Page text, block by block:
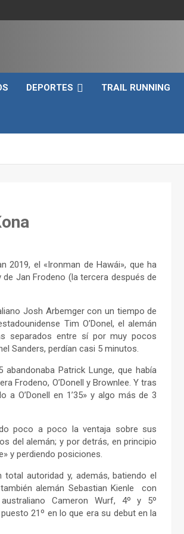
DEPORTES TRAIL RUNNING
2019, el «Ironman de Hawái», que ha
Jan Frodeno (la tercera después de
Josh Arbemger con un tiempo de
Tim O’Donel, el alemán
separados entre sí por muy pocos
Sanders, perdían casi 5 minutos.
Patrick Lunge, que había
Frodeno, O’Donell y Brownlee. Y tras
O’Donell en 1’35» y algo más de 3
poco a poco la ventaja sobre sus
del alemán; y por detrás, en principio
y perdiendo posiciones.
autoridad y, además, batiendo el
alemán Sebastian Kienle con
Cameron Wurf, 4º y 5º
21º en lo que era su debut en la